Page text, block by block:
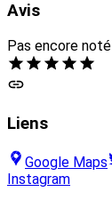
Avis
Pas encore noté
Liens
Google Maps
Instagram